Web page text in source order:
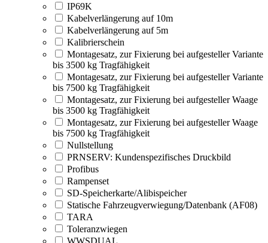
IP69K
Kabelverlängerung auf 10m
Kabelverlängerung auf 5m
Kalibrierschein
Montagesatz, zur Fixierung bei aufgesteller Variante
bis 3500 kg Tragfähigkeit
Montagesatz, zur Fixierung bei aufgesteller Variante
bis 7500 kg Tragfähigkeit
Montagesatz, zur Fixierung bei aufgesteller Waage
bis 3500 kg Tragfähigkeit
Montagesatz, zur Fixierung bei aufgesteller Waage
bis 7500 kg Tragfähigkeit
Nullstellung
PRNSERV: Kundenspezifisches Druckbild
Profibus
Rampenset
SD-Speicherkarte/Alibispeicher
Statische Fahrzeugverwiegung/Datenbank (AF08)
TARA
Toleranzwiegen
WWSDUAL